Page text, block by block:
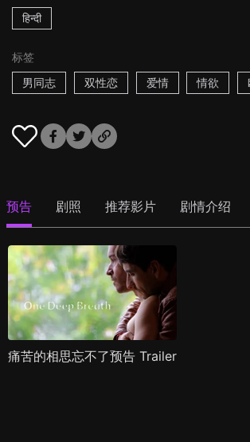
हिन्दी
标签
男同志
双性恋 爱情 情欲
预告 剧照 推荐影片 剧情介绍
痛苦的相思忘不了预告 Trailer